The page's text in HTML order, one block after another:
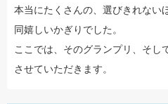
本当にたくさんの、選びきれない
同嬉しいかぎりでした。
ここでは、そのグランプリ、そし
させていただきます。